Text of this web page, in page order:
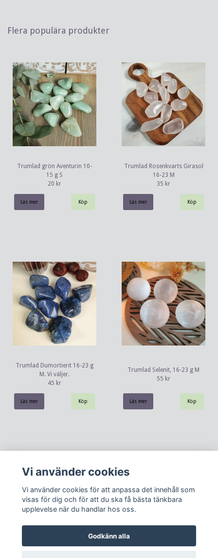
Flera populära produkter
Trumlad grön Aventurin 10-
15 g S
20 kr
Läs mer
Trumlad Rosenkvarts Girasol
16-23 M
35 kr
Läs mer
Trumlad Dumortierit 16-23 g
M. Vi väljer.
45 kr
Läs mer
Trumlad Selenit, 16-23 g M
55 kr
Läs mer
Vi använder cookies
Vi använder cookies för att anpassa det innehåll som
visas för dig och för att du ska få bästa tänkbara
upplevelse när du handlar hos oss.
Godkänn alla